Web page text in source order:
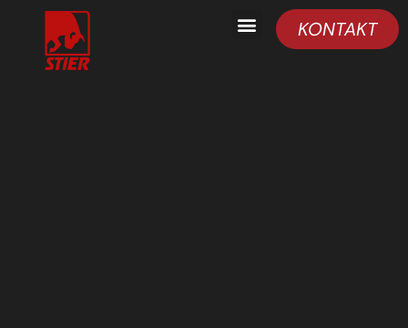
KONTAKT